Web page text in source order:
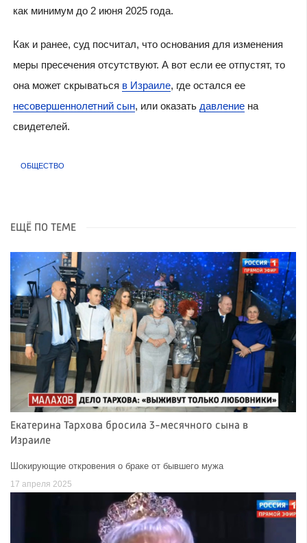
как минимум до 2 июня 2025 года.
Как и ранее, суд посчитал, что основания для изменения
меры пресечения отсутствуют. А вот если ее отпустят, то
она может скрываться в Израиле, где остался ее
несовершеннолетний сын, или оказать давлениена
свидетелей.
ОБЩЕСТВО
ЕЩЁ ПО ТЕМЕ
Екатерина Тархова бросила 3-месячного сына в
Израиле
Шокирующие откровения о браке от бывшего мужа
17 апреля 2025